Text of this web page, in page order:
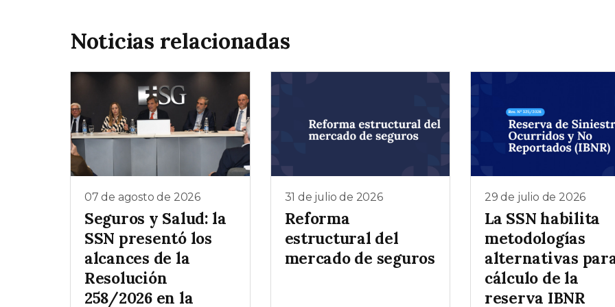
Noticias relacionadas
07 de agosto de 2026
Seguros y Salud: la
SSN presentó los
alcances de la
Resolución
258/2026 en la
31 de julio de 2026
Reforma
estructural del
mercado de seguros
29 de julio de 2026
La SSN habilita
metodologías
alternativas
cálculo de la
reserva IBNR